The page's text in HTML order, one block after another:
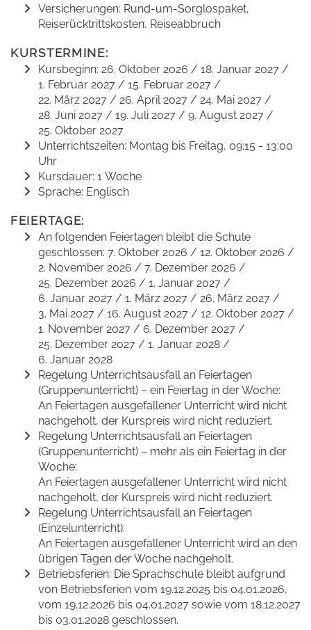
Versicherungen: Rund-um-Sorglospaket,
Reiserücktrittskosten, Reiseabbruch
KURSTERMINE:
Kursbeginn: 26. Oktober 2026 / 18. Januar 2027 /
1. Februar 2027 / 15. Februar 2027 /
22. März 2027 / 26. April 2027 / 24. Mai 2027 /
28. Juni 2027 / 19. Juli 2027 / 9. August 2027 /
25. Oktober 2027
Unterrichtszeiten: Montag bis Freitag, 09:15 - 13:00
Uhr
Kursdauer: 1 Woche
Sprache: Englisch
FEIERTAGE:
An folgenden Feiertagen bleibt die Schule
geschlossen: 7. Oktober 2026 / 12. Oktober 2026 /
2. November 2026 / 7. Dezember 2026 /
25. Dezember 2026 / 1. Januar 2027 /
6. Januar 2027 / 1. März 2027 / 26. März 2027 /
3. Mai 2027 / 16. August 2027 / 12. Oktober 2027 /
1. November 2027 / 6. Dezember 2027 /
25. Dezember 2027 / 1. Januar 2028 /
6. Januar 2028
Regelung Unterrichtsausfall an Feiertagen
(Gruppenunterricht) – ein Feiertag in der Woche:
An Feiertagen ausgefallener Unterricht wird nicht
nachgeholt, der Kurspreis wird nicht reduziert.
Regelung Unterrichtsausfall an Feiertagen
(Gruppenunterricht) – mehr als ein Feiertag in der
Woche:
An Feiertagen ausgefallener Unterricht wird nicht
nachgeholt, der Kurspreis wird nicht reduziert.
Regelung Unterrichtsausfall an Feiertagen
(Einzelunterricht):
An Feiertagen ausgefallener Unterricht wird an den
übrigen Tagen der Woche nachgeholt.
Betriebsferien: Die Sprachschule bleibt aufgrund
von Betriebsferien vom 19.12.2025 bis 04.01.2026,
vom 19.12.2026 bis 04.01.2027 sowie vom 18.12.2027
bis 03.01.2028 geschlossen.